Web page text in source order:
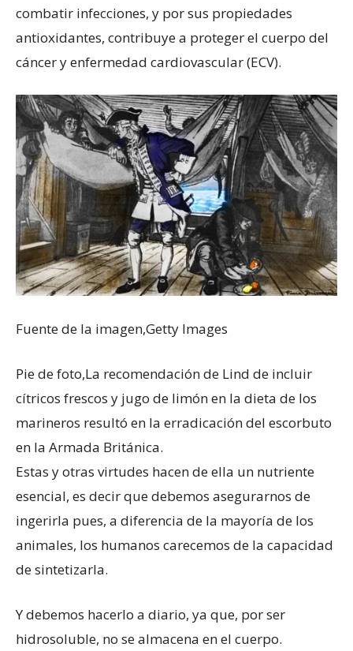
combatir infecciones, y por sus propiedades
antioxidantes, contribuye a proteger el cuerpo del
cáncer y enfermedad cardiovascular (ECV).
Fuente de la imagen,Getty Images
Pie de foto,La recomendación de Lind de incluir
cítricos frescos y jugo de limón en la dieta de los
marineros resultó en la erradicación del escorbuto
en la Armada Británica.
Estas y otras virtudes hacen de ella un nutriente
esencial, es decir que debemos asegurarnos de
ingerirla pues, a diferencia de la mayoría de los
animales, los humanos carecemos de la capacidad
de sintetizarla.
Y debemos hacerlo a diario, ya que, por ser
hidrosoluble, no se almacena en el cuerpo.